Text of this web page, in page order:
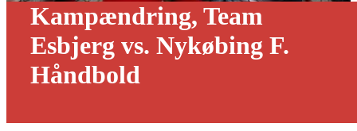
Kampændring, Team
Esbjerg vs. Nykøbing F.
Håndbold